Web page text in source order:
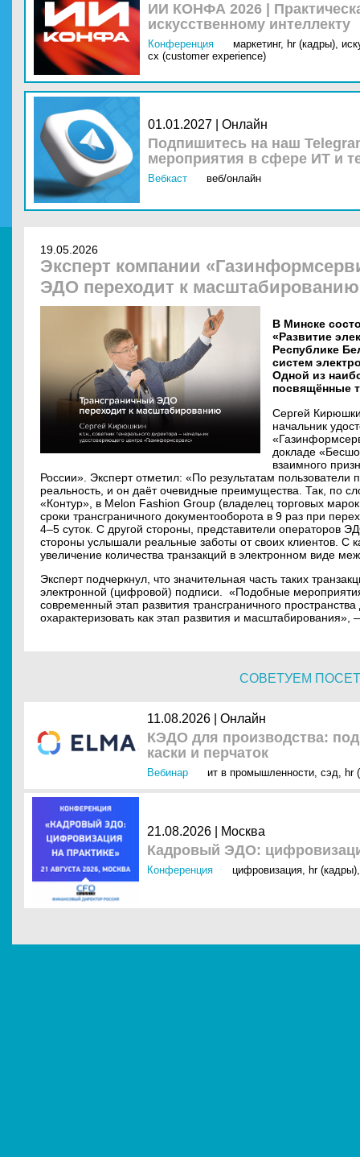
ИИ КОНФА 2026 |
искусственному интеллекту
Конференция маркетинг, hr (кадры),
cx (customer experience)
01.01.2027 | Онлайн
Подпишитесь на наш
мероприятия в сфере ИТ и
Вебкаст веб/онлайн
19.05.2026
Эксперт компании
ЭДО переходит к масштабированию
В Минске
«Развитие
Республике
систем
Одной из
посвящённые
Сергей
начальник
докладе
взаимного
России». Эксперт отметил: «По результатам
реальность, и он даёт очевидные преимущества. Так, по
«Контур», в Melon Fashion Group (владелец торговых
сроки трансграничного документооборота в 9 раз при
4–5 суток. С другой стороны, представители операторов
стороны услышали реальные заботы от своих клиентов.
увеличение количества транзакций в электронном виде
Эксперт подчеркнул, что значительная часть таких
электронной (цифровой) подписи. «Подобные
современный этап развития трансграничного
охарактеризовать как этап развития и
СОВЕТУЕМ
11.08.2026 | Онлайн
КЭДО для производства:
каски и перчаток
Вебинар ит в промышленности, сэд, hr
21.08.2026 | Москва
Кадровый ЭДО:
Конференция цифровизация, hr (кадры)